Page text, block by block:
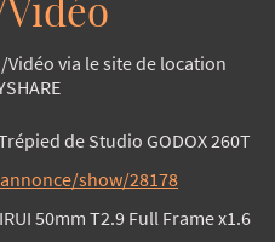
via le site de location
de Studio GODOX 260T
show/28178
50mm T2.9 Full Frame x1.6